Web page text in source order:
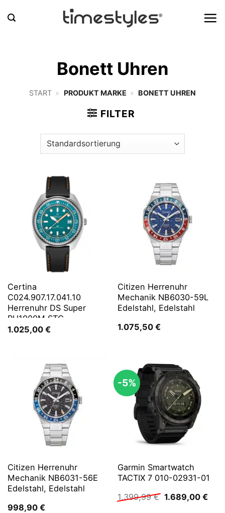
Inhalt
Bonett Uhren
START » PRODUKT MARKE » BONETT UHREN
FILTER
Certina
C024.907.17.041.10
Herrenuhr DS Super
PH1000M STC
1.025,00 €
Citizen Herrenuhr
Mechanik NB6030-59L
Edelstahl, Edelstahl
1.075,50 €
Citizen Herrenuhr
Mechanik NB6031-56E
Edelstahl, Edelstahl
998,90 €
-5%
Garmin Smartwatch
TACTIX 7 010-02931-01
1.399,99€ Ursprünglicher
1.689,00 €